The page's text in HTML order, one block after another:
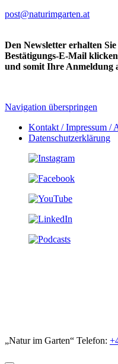
post@naturimgarten.at
Den Newsletter erhalten
Bestätigungs-E-Mail klicken
und somit Ihre Anmeldung
Navigation überspringen
Kontakt / Impressum /
Datenschutzerklärung
„Natur im Garten“ Telefon: